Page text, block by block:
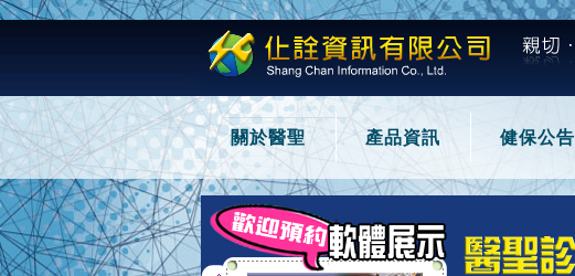
關於醫聖 產品資訊 健保公告